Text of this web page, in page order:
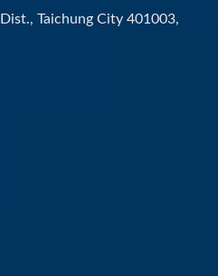
Taichung City 401003,